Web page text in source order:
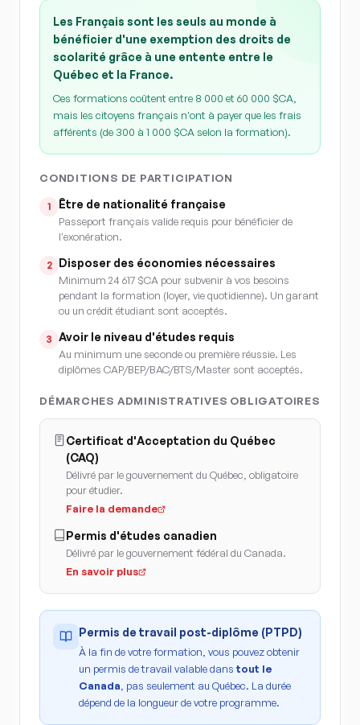
Les Français sont les seuls au monde à
bénéficier d'une exemption des droits de
scolarité grâce à une entente entre le
Québec et la France.
Ces formations coûtent entre 8 000 et 60 000 $CA,
mais les citoyens français n'ont à payer que les frais
afférents (de 300 à 1 000 $CA selon la formation).
CONDITIONS DE PARTICIPATION
1 Être de nationalité française
Passeport français valide requis pour bénéficier de
l'exonération.
2 Disposer des économies nécessaires
Minimum 24 617 $CA pour subvenir à vos besoins
pendant la formation (loyer, vie quotidienne). Un garant
ou un crédit étudiant sont acceptés.
3 Avoir le niveau d'études requis
Au minimum une seconde ou première réussie. Les
diplômes CAP/BEP/BAC/BTS/Master sont acceptés.
DÉMARCHES ADMINISTRATIVES OBLIGATOIRES
Certificat d'Acceptation du Québec
(CAQ)
Délivré par le gouvernement du Québec, obligatoire
pour étudier.
Faire la demande
Permis d'études canadien
Délivré par le gouvernement fédéral du Canada.
En savoir plus
Permis de travail post-diplôme (PTPD)
À la fin de votre formation, vous pouvez obtenir
un permis de travail valable dans tout le
Canada , pas seulement au Québec. La durée
dépend de la longueur de votre programme.